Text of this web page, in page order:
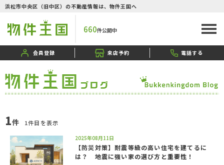
浜松市中央区（旧中区）の不動産情報は、物件王国へ
660件公開中
会員登録 来店予約 電話する
1件 1件目を表示
2025年08月11日
【防災対策】耐震等級の高い住宅を建てるに
は？ 地震に強い家の選び方と重要性！